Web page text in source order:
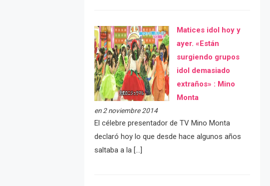
Matices idol hoy y
ayer. «Están
surgiendo grupos
idol demasiado
extraños» : Mino
Monta
en 2 noviembre 2014
El célebre presentador de TV Mino Monta
declaró hoy lo que desde hace algunos años
saltaba a la […]